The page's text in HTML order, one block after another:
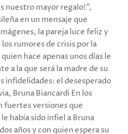
nuestro mayor regalo!",
en un mensaje que
la pareja luce feliz y
rumores de crisis por la
hace apenas unos días le
a la que será la madre de su
infidelidades: el desesperado
Bruna Biancardi En los
fuertes versiones que
había sido infiel a Bruna
años y con quien espera su